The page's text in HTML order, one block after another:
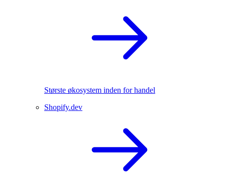
Største økosystem inden for handel
Shopify.dev